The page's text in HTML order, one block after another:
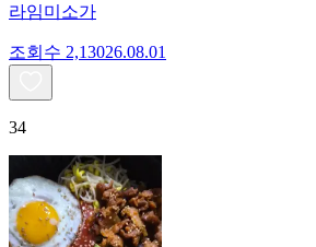
라임미소가
조회수 2,13026.08.01
34